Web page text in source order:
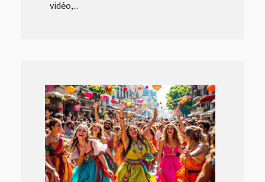
vidéo,...